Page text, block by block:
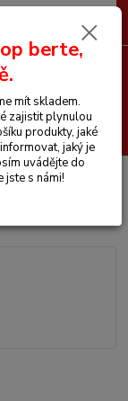
Hledat
0 Kč
berte,
mít skladem.
zajistit plynulou
produkty, jaké
jaký je
uvádějte do
jste s námi!